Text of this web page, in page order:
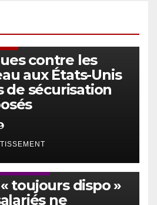
contre les
aux États-Unis
de sécurisation
toujours dispo »
ne